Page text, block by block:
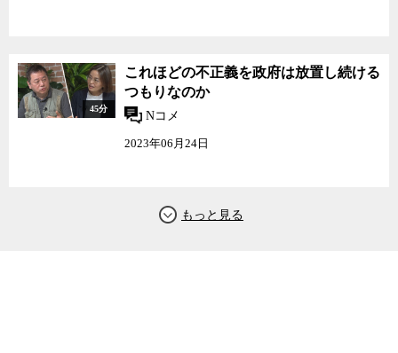
45分
これほどの不正義を政府は放置し続ける
つもりなのか
Nコメ
2023年06月24日